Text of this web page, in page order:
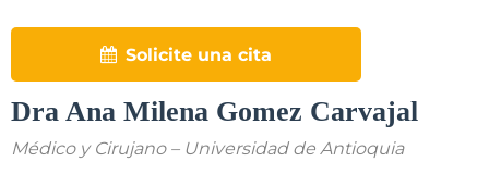
Solicite una cita
Dra Ana Milena Gomez Carvajal
Médico y Cirujano – Universidad de Antioquia